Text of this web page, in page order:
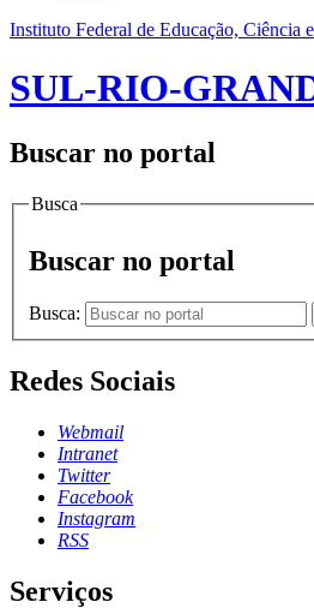
Instituto Federal de Educação, Ciência
SUL-RIO-
Buscar no portal
Busca
Buscar no portal
Busca:
Redes Sociais
Webmail
Intranet
Twitter
Facebook
Instagram
RSS
Serviços